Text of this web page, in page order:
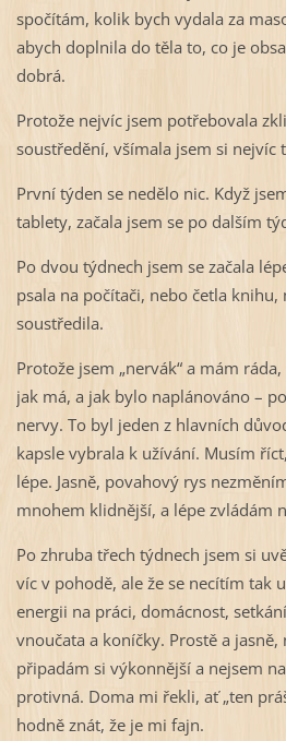
spočítám, kolik bych vydala za
abych doplnila do těla to, co je
dobrá.
Protože nejvíc jsem potřebovala
soustředění, všímala jsem si nejvíc
První týden se nedělo nic. Když
tablety, začala jsem se po dalším
Po dvou týdnech jsem se začala
psala na počítači, nebo četla
soustředila.
Protože jsem „nervák“ a mám
jak má, a jak bylo naplánováno –
nervy. To byl jeden z hlavních
kapsle vybrala k užívání. Musím
lépe. Jasně, povahový rys
mnohem klidnější, a lépe zvládám
Po zhruba třech týdnech jsem si
víc v pohodě, ale že se necítím tak
energii na práci, domácnost,
vnoučata a koníčky. Prostě a
připadám si výkonnější a nejsem
protivná. Doma mi řekli, ať „ten
hodně znát, že je mi fajn.